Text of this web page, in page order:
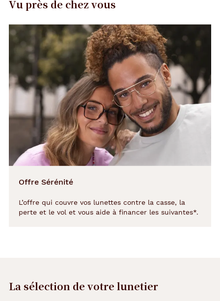
Vu près de chez vous
Offre Sérénité
L’offre qui couvre vos lunettes contre la casse, la
perte et le vol et vous aide à financer les suivantes*.
La sélection de votre lunetier